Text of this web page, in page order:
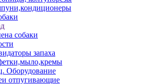
собаки
запаха
Оборудование
отпугивающие